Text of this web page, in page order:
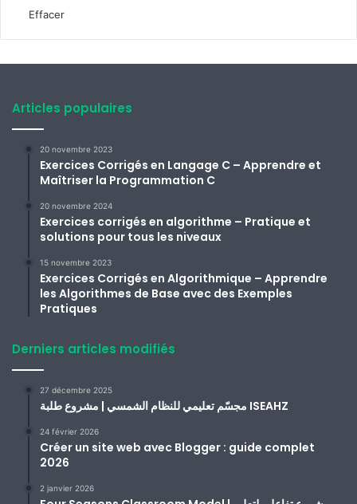
Effacer
Articles populaires
20 novembre 2023
Exercices Corrigés en Langage C – Apprendre et
Maîtriser la Programmation C
20 novembre 2024
Exercices corrigés en algorithme – Pratique et
solutions pour tous les niveaux
15 novembre 2023
Exercices Corrigés en Algorithmique – Apprendre
les Algorithmes de Base avec des Exemples
Pratiques
Derniers articles modifiés
27 décembre 2025
مجسّم تعليمي للنظام الشمسي | مشروع طلبة ISEAHZ
24 février 2026
Créer un site web avec Blogger : guide complet
2026
2 janvier 2026